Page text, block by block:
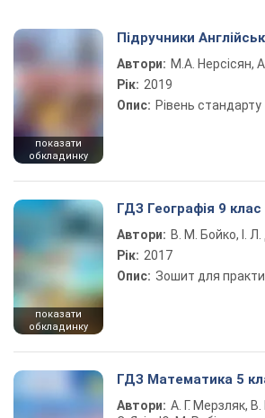
показати
обкладинку
Підручники
Автори: М.А. Нерсісян,
Рік: 2019
Опис: Рівень стандарту
показати
обкладинку
ГДЗ Географія 9 клас
Автори: В. М. Бойко, І. Л.
Рік: 2017
Опис: Зошит для
ГДЗ Математика 5
Автори: А. Г. Мерзляк,